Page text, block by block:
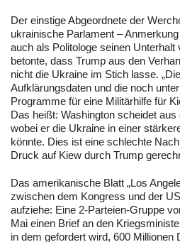
Der einstige Abgeordnete der
ukrainische Parlament –
auch als Politologe seinen Unterhalt
betonte, dass Trump aus den
nicht die Ukraine im Stich lasse.
Aufklärungsdaten und die noch
Programme für eine Militärhilfe für
Das heißt: Washington scheidet
wobei er die Ukraine in einer
könnte. Dies ist eine schlechte
Druck auf Kiew durch Trump
Das amerikanische Blatt „Los
zwischen dem Kongress und der
aufziehe: Eine 2-Parteien-Gruppe
Mai einen Brief an den
in dem gefordert wird, 600 Millionen